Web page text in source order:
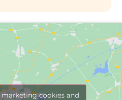
cookies and